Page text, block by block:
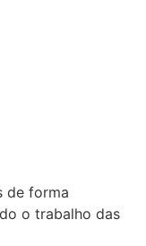
de forma
o trabalho das